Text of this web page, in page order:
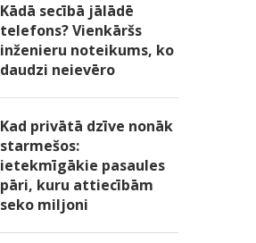
Kādā secībā jālādē
telefons? Vienkāršs
inženieru noteikums, ko
daudzi neievēro
Kad privātā dzīve nonāk
starmešos:
ietekmīgākie pasaules
pāri, kuru attiecībām
seko miljoni